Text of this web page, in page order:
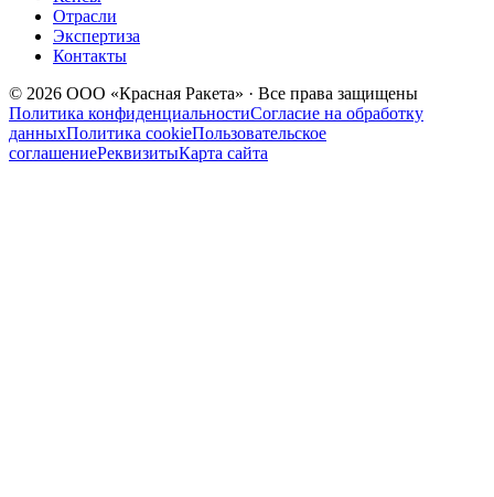
Отрасли
Экспертиза
Контакты
© 2026 ООО «Красная Ракета» · Все права защищены
Политика конфиденциальностиСогласие на обработку
данныхПолитика cookieПользовательское
соглашениеРеквизитыКарта сайта